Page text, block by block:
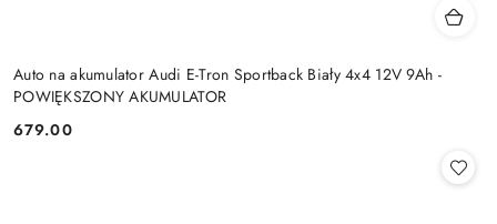
Auto na akumulator Audi E-Tron Sportback Biały 4x4 12V 9Ah -
POWIĘKSZONY AKUMULATOR
Cena:
679.00